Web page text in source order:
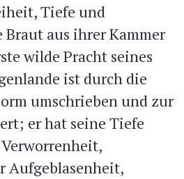
Tiefe und
aus ihrer Kammer
wilde Pracht seines
ist durch die
umschrieben und zur
er hat seine Tiefe
Aufgeblasenheit,